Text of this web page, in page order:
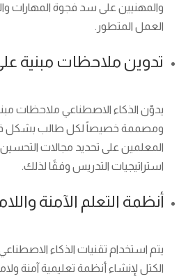
والمهنيين على سد فجوة المهارات
العمل المتطور.
تدوين ملاحظات مبنية على
يدوّن الذكاء الاصطناعي ملاحظات
ومصممة خصيصاً لكل طالب بشكل
المعلمين على تحديد مجالات
استراتيجيات التدريس وفقًا لذلك.
أنظمة التعلم الآمنة
يتم استخدام تقنيات الذكاء
الكتل لإنشاء أنظمة تعليمية آمنة